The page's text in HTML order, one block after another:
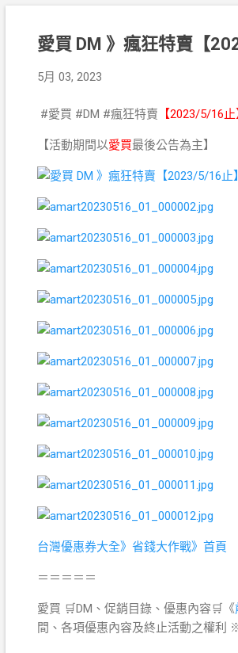
愛買 DM 》瘋狂特賣【
5月 03, 2023
#愛買 #DM #瘋狂特賣 【2023/5/16止
【活動期間以愛買最後公告為主】
台灣優惠券大全》省錢大作戰》首頁
＝＝＝＝＝
愛買 🛒DM、促銷目錄、優惠內容🛒《
間、各項優惠內容及終止活動之權利